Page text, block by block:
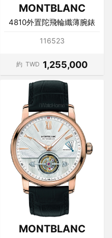
MONTBLANC
4810外置陀飛輪纖薄腕錶
116523
約 TWD 1,255,000
MONTBLANC